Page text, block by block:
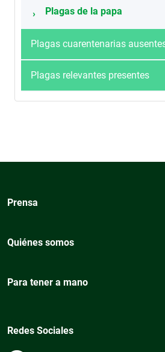
Plagas de la papa
Plagas cuarentenarias
Plagas relevantes presentes
Prensa
Quiénes somos
Para tener a mano
Redes Sociales